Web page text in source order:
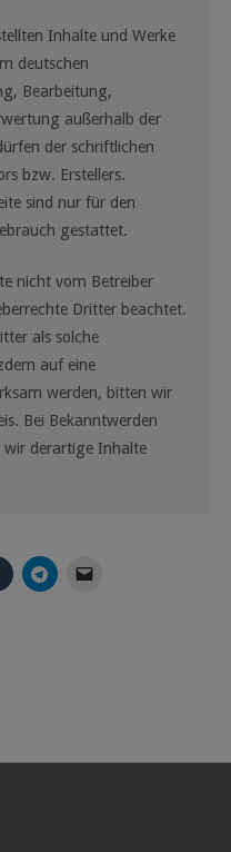
Inhalte und Werke
deutschen
Bearbeitung,
außerhalb der
der schriftlichen
bzw. Erstellers.
sind nur für den
gestattet.
nicht vom Betreiber
Dritter beachtet.
als solche
auf eine
werden, bitten wir
Bei Bekanntwerden
wir derartige Inhalte